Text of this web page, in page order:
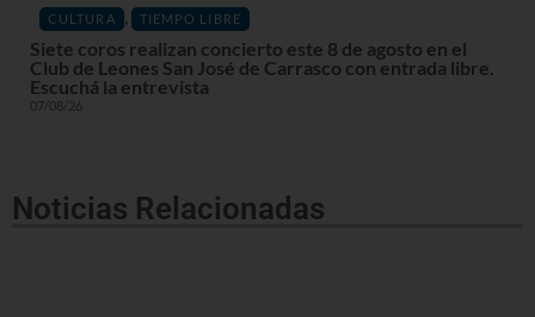
CULTURA , TIEMPO LIBRE
Siete coros realizan concierto este 8 de agosto en el
Club de Leones San José de Carrasco con entrada libre.
Escuchá la entrevista
07/08/26
Noticias Relacionadas